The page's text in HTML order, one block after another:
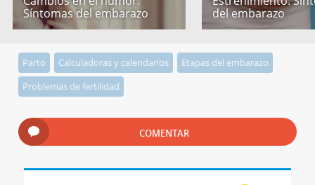
Síntomas del embarazo
del embarazo
Parto Calculadoras y calendarios
Etapas del embarazo
Problemas de fertilidad
COMENTAR